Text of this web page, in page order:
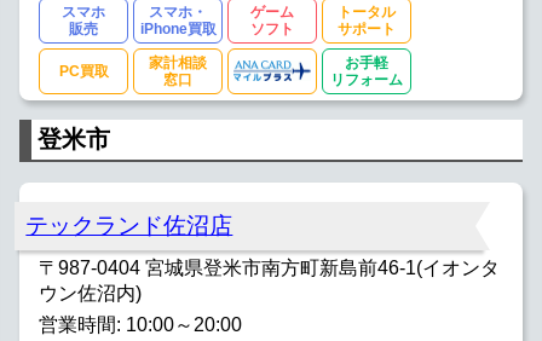
スマホ
販売
スマホ・
iPhone買取
ゲーム
ソフト
トータル
サポート
PC買取
家計相談
窓口
お手軽
リフォーム
登米市
テックランド佐沼店
〒987-0404 宮城県登米市南方町新島前46-1(イオンタ
ウン佐沼内)
営業時間: 10:00～20:00